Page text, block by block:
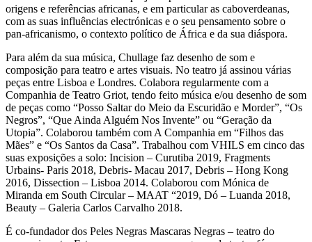
origens e referências africanas, e em particular as caboverdeanas,
com as suas influências electrónicas e o seu pensamento sobre o
pan-africanismo, o contexto político de África e da sua diáspora.
Para além da sua música, Chullage faz desenho de som e
composição para teatro e artes visuais. No teatro já assinou várias
peças entre Lisboa e Londres. Colabora regularmente com a
Companhia de Teatro Griot, tendo feito música e/ou desenho de som
de peças como “Posso Saltar do Meio da Escuridão e Morder”, “Os
Negros”, “Que Ainda Alguém Nos Invente” ou “Geração da
Utopia”. Colaborou também com A Companhia em “Filhos das
Mães” e “Os Santos da Casa”. Trabalhou com VHILS em cinco das
suas exposições a solo: Incision – Curutiba 2019, Fragments
Urbains- Paris 2018, Debris- Macau 2017, Debris – Hong Kong
2016, Dissection – Lisboa 2014. Colaborou com Mónica de
Miranda em South Circular – MAAT “2019, Dó – Luanda 2018,
Beauty – Galeria Carlos Carvalho 2018.
É co-fundador dos Peles Negras Mascaras Negras – teatro do